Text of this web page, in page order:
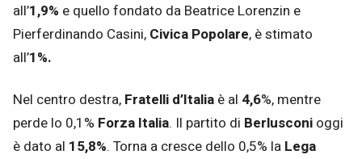
all’1,9% e quello fondato da Beatrice Lorenzin e
Pierferdinando Casini, Civica Popolare, è stimato
all’1%.
Nel centro destra, Fratelli d’Italia è al 4,6%, mentre
perde lo 0,1% Forza Italia. Il partito di Berlusconi oggi
è dato al 15,8%. Torna a cresce dello 0,5% la Lega